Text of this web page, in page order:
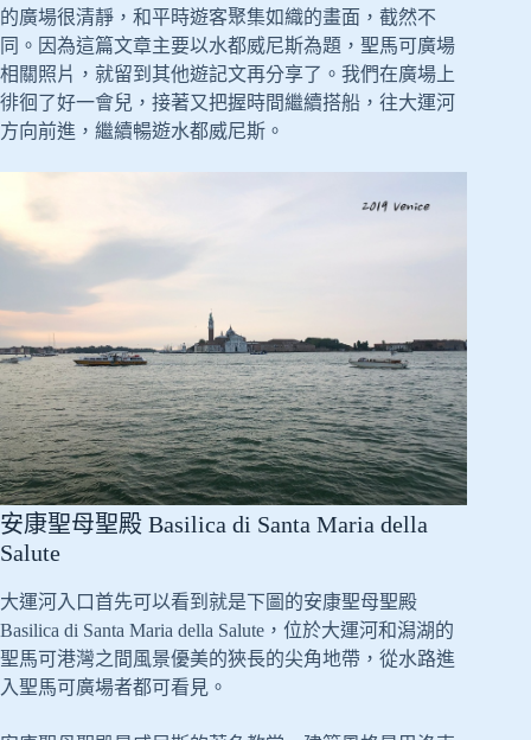
的廣場很清靜，和平時遊客聚集如織的畫面，截然不
同。因為這篇文章主要以水都威尼斯為題，聖馬可廣場
相關照片，就留到其他遊記文再分享了。我們在廣場上
徘徊了好一會兒，接著又把握時間繼續搭船，往大運河
方向前進，繼續暢遊水都威尼斯。
安康聖母聖殿 Basilica di Santa Maria della
Salute
大運河入口首先可以看到就是下圖的安康聖母聖殿
Basilica di Santa Maria della Salute，位於大運河和潟湖的
聖馬可港灣之間風景優美的狹長的尖角地帶，從水路進
入聖馬可廣場者都可看見。